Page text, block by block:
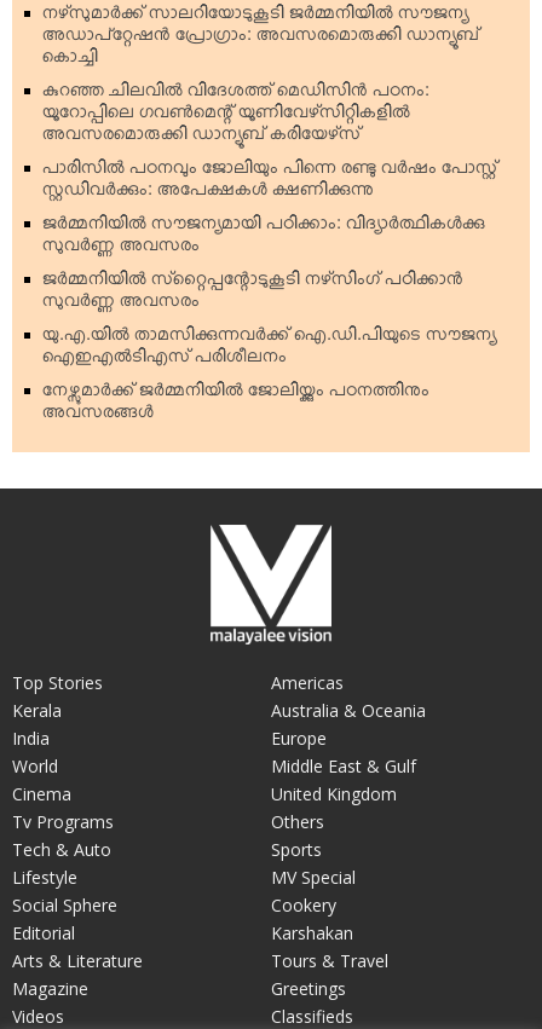
നഴ്‌സുമാര്‍ക്ക് സാലറിയോടുകൂടി ജര്‍മ്മനിയില്‍ സൗജന്യ
അഡാപ്റ്റേഷന്‍ പ്രോഗ്രാം: അവസരമൊരുക്കി ഡാന്യൂബ്
കൊച്ചി
കുറഞ്ഞ ചിലവില്‍ വിദേശത്ത് മെഡിസിന്‍ പഠനം:
യൂറോപ്പിലെ ഗവണ്‍മെന്റ് യൂണിവേഴ്‌സിറ്റികളില്‍
അവസരമൊരുക്കി ഡാന്യൂബ് കരിയേഴ്‌സ്
പാരിസില്‍ പഠനവും ജോലിയും പിന്നെ രണ്ടു വര്‍ഷം പോസ്റ്റ്
സ്റ്റഡിവര്‍ക്കും: അപേക്ഷകള്‍ ക്ഷണിക്കുന്നു
ജര്‍മ്മനിയില്‍ സൗജന്യമായി പഠിക്കാം: വിദ്യാര്‍ത്ഥികള്‍ക്കു
സുവര്‍ണ്ണ അവസരം
ജര്‍മ്മനിയില്‍ സ്‌റ്റൈപ്പന്റോടുകൂടി നഴ്‌സിംഗ് പഠിക്കാന്‍
സുവര്‍ണ്ണ അവസരം
യു.എ.യില്‍ താമസിക്കുന്നവര്‍ക്ക് ഐ.ഡി.പിയുടെ സൗജന്യ
ഐഇഎല്‍ടിഎസ് പരിശീലനം
നേഴ്സുമാര്‍ക്ക് ജര്‍മ്മനിയില്‍ ജോലിയ്ക്കും പഠനത്തിനും
അവസരങ്ങള്‍
Top Stories
Kerala
India
World
Cinema
Tv Programs
Tech & Auto
Americas
Australia & Oceania
Europe
Middle East & Gulf
United Kingdom
Others
Sports
Lifestyle
Social Sphere
Editorial
Arts & Literature
Magazine
Videos
MV Special
Cookery
Karshakan
Tours & Travel
Greetings
Classifieds